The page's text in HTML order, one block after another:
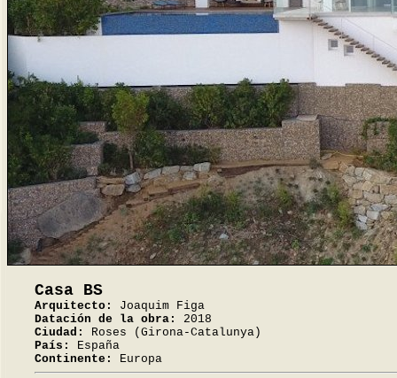
Casa BS
Arquitecto:
Joaquim Figa
Datación de la obra:
2018
Ciudad:
Roses (Girona-Catalunya)
País:
España
Continente:
Europa